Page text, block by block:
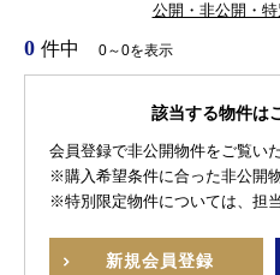
公開・非公開・
0 件中 0～0を表示
該当する物件は
会員登録で非公開物件をご覧い
※購入希望条件に合った非公開
※特別限定物件については、担
新規会員登録